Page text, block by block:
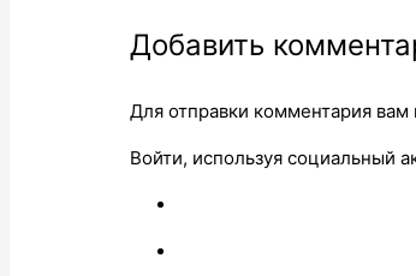
Добавить
Для отправки комментария
Войти, используя социальный